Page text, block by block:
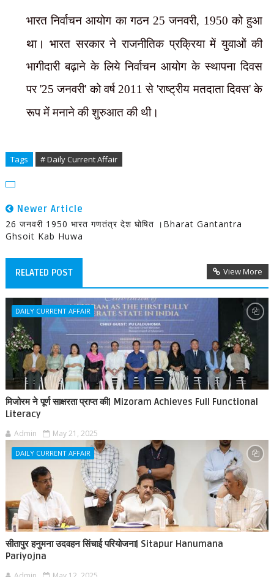
भारत निर्वाचन आयोग का गठन 25 जनवरी, 1950 को हुआ
था। भारत सरकार ने राजनीतिक प्रक्रिया में युवाओं की
भागीदारी बढ़ाने के लिये निर्वाचन आयोग के स्थापना दिवस
पर '25 जनवरी'को वर्ष 2011 से 'राष्ट्रीय मतदाता दिवस'के
रूप में मनाने की शुरुआत की थी।
Tags # Daily Current Affair
Newer Article
26 जनवरी 1950 भारत गणतंत्र देश घोषित ।Bharat Gantantra
Ghsoit Kab Huwa
RELATED POST View More
DAILY CURRENT AFFAIR
मिजोरम ने पूर्ण साक्षरता प्राप्त की| Mizoram Achieves Full Functional
Literacy
Admin May 21, 2025
DAILY CURRENT AFFAIR
सीतापुर हनुमना उदवहन सिंचाई परियोजना| Sitapur Hanumana
Pariyojna